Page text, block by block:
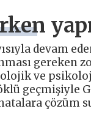
devam
ve
geçmişiyle
çözüm